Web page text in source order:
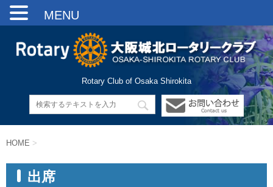
Rotary Club of Osaka Shirokita
HOME >
出席
MENU